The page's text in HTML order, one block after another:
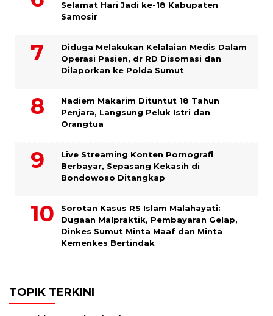
Selamat Hari Jadi ke-18 Kabupaten
Samosir
Diduga Melakukan Kelalaian Medis Dalam
Operasi Pasien, dr RD Disomasi dan
Dilaporkan ke Polda Sumut
​Nadiem Makarim Dituntut 18 Tahun
Penjara, Langsung Peluk Istri dan
Orangtua
Live Streaming Konten Pornografi
Berbayar, Sepasang Kekasih di
Bondowoso Ditangkap
Sorotan Kasus RS Islam Malahayati:
Dugaan Malpraktik, Pembayaran Gelap,
Dinkes Sumut Minta Maaf dan Minta
Kemenkes Bertindak
TOPIK TERKINI